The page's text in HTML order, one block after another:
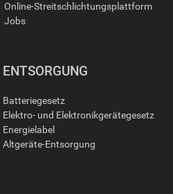
Online-Streitschlichtungsplattform
Jobs
ENTSORGUNG
Batteriegesetz
Elektro- und Elektronikgerätegesetz
Energielabel
Altgeräte-Entsorgung